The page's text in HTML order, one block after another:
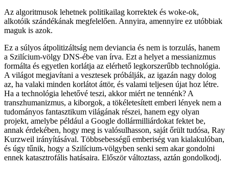
Az algoritmusok lehetnek politikailag korrektek és woke-ok,
alkotóik szándékának megfelelően. Annyira, amennyire ez utóbbiak
maguk is azok.
Ez a súlyos átpolitizáltság nem deviancia és nem is torzulás, hanem
a Szilícium-völgy DNS-ébe van írva. Ezt a helyet a messianizmus
formálta és egyetlen korlátja az elérhető legkorszerűbb technológia.
A világot megjavítani a vesztesek próbálják, az igazán nagy dolog
az, ha valaki minden korlátot áttör, és valami teljesen újat hoz létre.
Ha a technológia lehetővé teszi, akkor miért ne tennénk? A
transzhumanizmus, a kiborgok, a tökéletesített emberi lények nem a
tudományos fantasztikum világának részei, hanem egy olyan
projekt, amelybe például a Google dollármilliárdokat fektet be,
annak érdekében, hogy meg is valósulhasson, saját őrült tudósa, Ray
Kurzweil irányításával. Többsebességű emberiség van kialakulóban,
és úgy tűnik, hogy a Szilícium-völgyben senki sem akar gondolni
ennek katasztrofális hatásaira. Először változtass, aztán gondolkodj.